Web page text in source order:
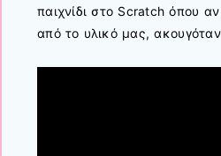
παιχνίδι στο Scratch όπου
από το υλικό μας,